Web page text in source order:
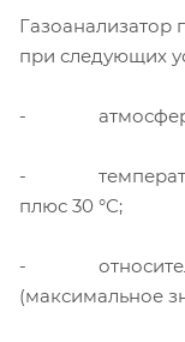
Газоанализатор
при следующих
- атмосферное
- температура
плюс 30 °С;
-
(максимальное